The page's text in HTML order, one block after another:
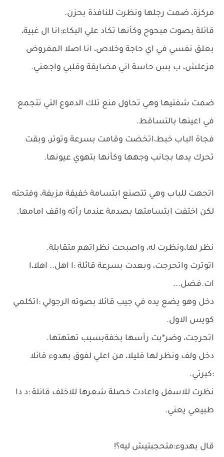
مركزة، ضمت رجلها ونظرت للنافذة بحزن.
قائلة بصوت مبحوح وكأنها تكاد علي البكاء:انا ال غبية،
بعلق نفسي في اي حاجة وخلاص، انا اصلا المفروض
مزعلش، ب بس حاسة اني مضايقة وقلبي واجعني.
ضمت شفتيها وهي تحاول منع تلك الدموع التي تتجمع
في اعينها بالتساقط.
فجاة الباب خبط،اتخضت وقامت بسرعة وتوتر، وبقت
تحرك يدها بجانب وجهها وكأنها بتهوي عيونها.
اتجهت للباب وهي تتصنع ابتسامة خفيفة مزيفة، وفتحته
لكن اختفت ابتسامتها بصدمة عندما رأته واقف امامها.
نظر لها،ونظرت له، واصبحت نظراتهم متقابلة.
اتوترت واتحرجت، وبعدت بسرعة قائلة :ا اهل.. اهلا،ا
ات.فضل...
دخل وهو يضع يده في جيب قائلا بصوته الرجولي :اتكلمي
كويس الاول.
اتحرجت، وضر*بت رأسها بخفةبسبب تهتهتها.
دخل ولف ونظر لها قليلا، من اعلي لفوق بهدوء قائلا
:كبرتي.
نظرت للاسفل واعادت خصلة شعرها للاخلف قائلة :د دا
طبيعي يعني.
قال بهدوء:متحجبتيش ليه؟!